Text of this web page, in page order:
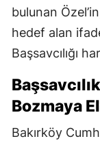
bulunan
hedef alan
Başsavcılığı
Bozmaya
Bakırköy